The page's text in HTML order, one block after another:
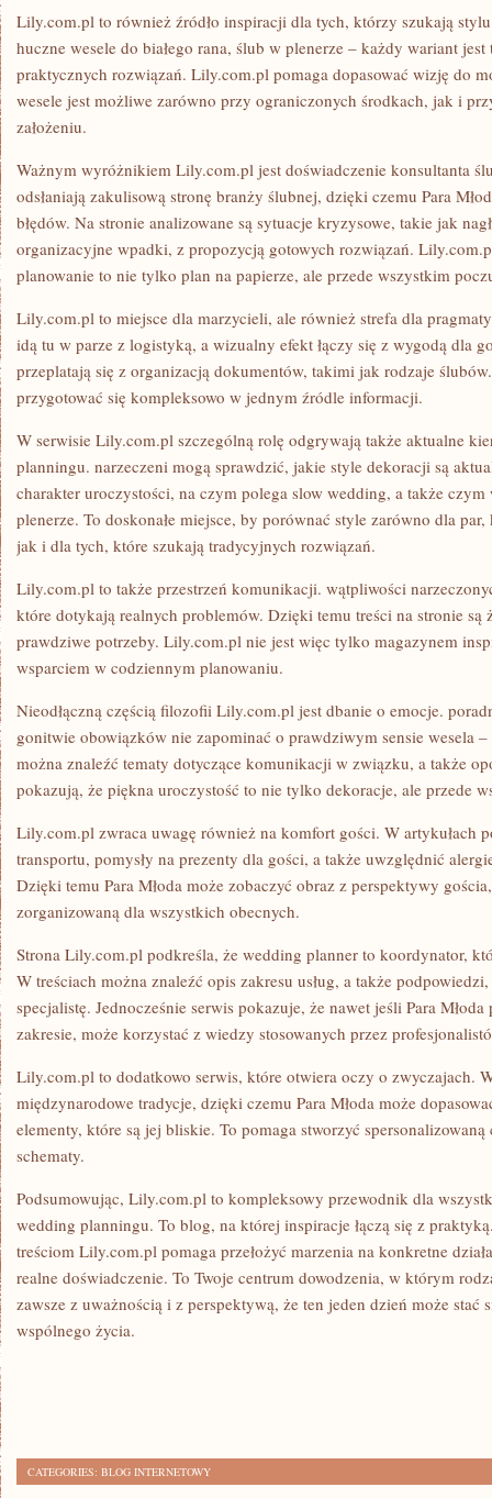
Lily.com.pl to również źródło inspiracji dla tych, którzy szukają
huczne wesele do białego rana, ślub w plenerze – każdy wariant
praktycznych rozwiązań. Lily.com.pl pomaga dopasować wizję do
wesele jest możliwe zarówno przy ograniczonych środkach, jak i
założeniu.
Ważnym wyróżnikiem Lily.com.pl jest doświadczenie konsultanta
odsłaniają zakulisową stronę branży ślubnej, dzięki czemu Para
błędów. Na stronie analizowane są sytuacje kryzysowe, takie jak
organizacyjne wpadki, z propozycją gotowych rozwiązań.
planowanie to nie tylko plan na papierze, ale przede wszystkim
Lily.com.pl to miejsce dla marzycieli, ale również strefa dla
idą tu w parze z logistyką, a wizualny efekt łączy się z wygodą dla
przeplatają się z organizacją dokumentów, takimi jak rodzaje
przygotować się kompleksowo w jednym źródle informacji.
W serwisie Lily.com.pl szczególną rolę odgrywają także aktualne
planningu. narzeczeni mogą sprawdzić, jakie style dekoracji są
charakter uroczystości, na czym polega slow wedding, a także
plenerze. To doskonałe miejsce, by porównać style zarówno dla
jak i dla tych, które szukają tradycyjnych rozwiązań.
Lily.com.pl to także przestrzeń komunikacji. wątpliwości
które dotykają realnych problemów. Dzięki temu treści na stronie są
prawdziwe potrzeby. Lily.com.pl nie jest więc tylko magazynem
wsparciem w codziennym planowaniu.
Nieodłączną częścią filozofii Lily.com.pl jest dbanie o emocje.
gonitwie obowiązków nie zapominać o prawdziwym sensie wesela
można znaleźć tematy dotyczące komunikacji w związku, a także
pokazują, że piękna uroczystość to nie tylko dekoracje, ale przede
Lily.com.pl zwraca uwagę również na komfort gości. W artykułach
transportu, pomysły na prezenty dla gości, a także uwzględnić
Dzięki temu Para Młoda może zobaczyć obraz z perspektywy
zorganizowaną dla wszystkich obecnych.
Strona Lily.com.pl podkreśla, że wedding planner to koordynator,
W treściach można znaleźć opis zakresu usług, a także
specjalistę. Jednocześnie serwis pokazuje, że nawet jeśli Para
zakresie, może korzystać z wiedzy stosowanych przez
Lily.com.pl to dodatkowo serwis, które otwiera oczy o zwyczajach.
międzynarodowe tradycje, dzięki czemu Para Młoda może
elementy, które są jej bliskie. To pomaga stworzyć
schematy.
Podsumowując, Lily.com.pl to kompleksowy przewodnik dla
wedding planningu. To blog, na której inspiracje łączą się z
treściom Lily.com.pl pomaga przełożyć marzenia na konkretne
realne doświadczenie. To Twoje centrum dowodzenia, w którym
zawsze z uważnością i z perspektywą, że ten jeden dzień może stać
wspólnego życia.
CATEGORIES: BLOG INTERNETOWY